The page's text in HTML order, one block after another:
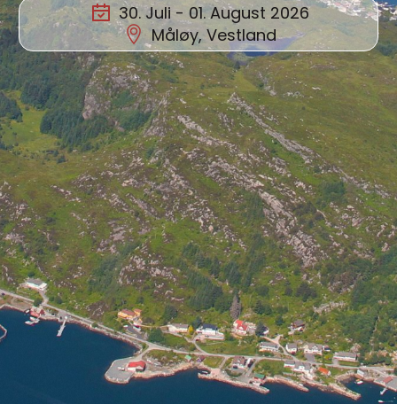
30. Juli - 01. August 2026
Måløy, Vestland